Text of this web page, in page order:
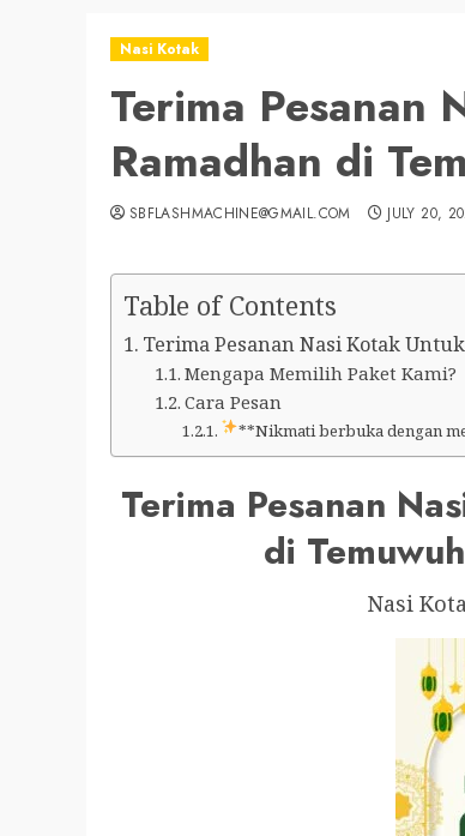
Nasi Kotak
Terima Pesanan
Ramadhan di
SBFLASHMACHINE@GMAIL.COM JULY 20,
Table of Contents
Terima Pesanan Nasi Kotak
Mengapa Memilih Paket Kami?
Cara Pesan
**Nikmati berbuka dengan
Terima Pesanan
di
Nasi